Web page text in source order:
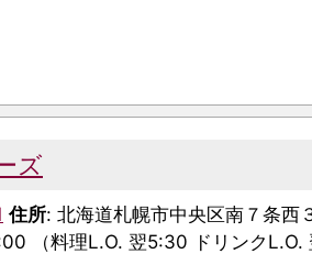
ズ
住所: 北海道札幌市中央区南７条西
（料理L.O. 翌5:30 ドリンクL.O.